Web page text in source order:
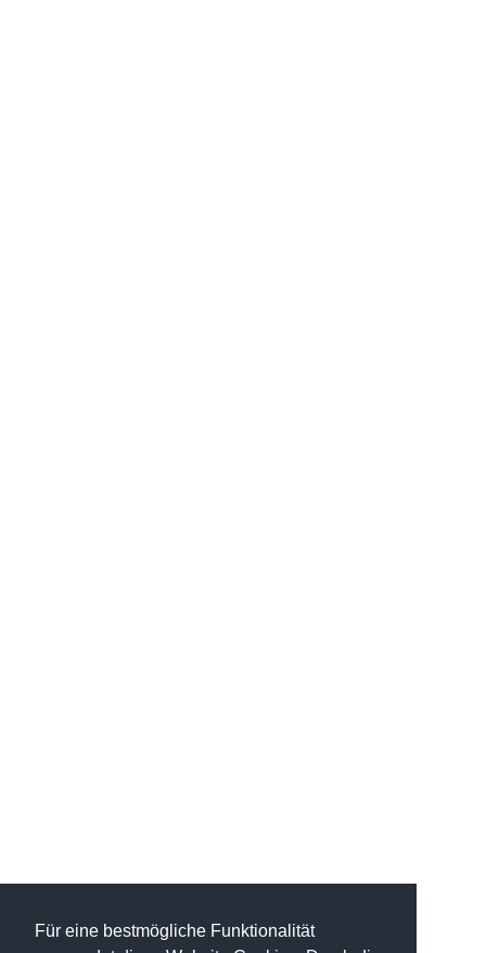
Für eine bestmögliche Funktionalität